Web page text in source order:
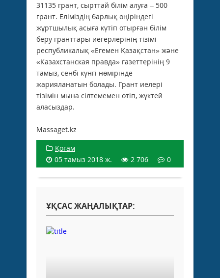
31135 грант, сырттай білім алуға – 500
грант. Еліміздің барлық өңіріндегі
жұртшылық асыға күтіп отырған білім
беру гранттары иегерлерінің тізімі
республикалық «Егемен Қазақстан» және
«Казахстанская правда» газеттерінің 9
тамыз, сенбі күнгі нөмірінде
жарияланатын болады. Грант иелері
тізімін мына сілтемемен өтіп, жүктей
аласыздар.
Massaget.kz
Қоғам
05 тамыз 2018 ж.
2 706 0
ҰҚСАС ЖАҢАЛЫҚТАР: